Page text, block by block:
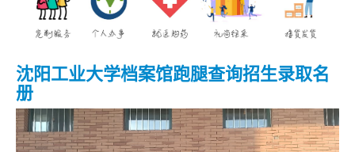
面向企业
服务指南
兔度动态
跑腿网店
沈阳工业大学档案馆跑腿查询招生录取名
册